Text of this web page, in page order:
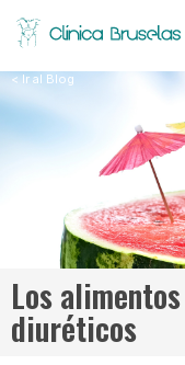
< Ir al Blog
Los
diuréticos